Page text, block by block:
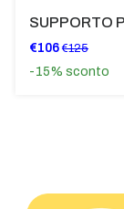
€106 €125
-15% sconto